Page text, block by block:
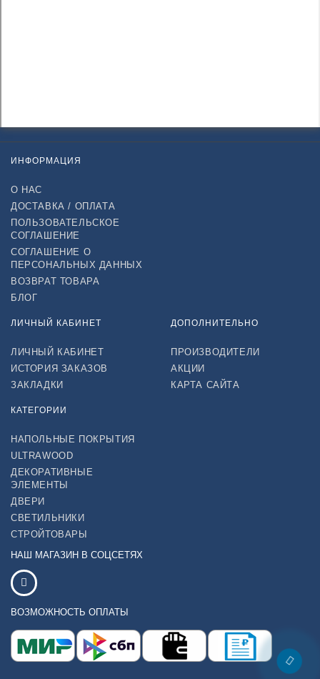
ИНФОРМАЦИЯ
О НАС
ДОСТАВКА / ОПЛАТА
ПОЛЬЗОВАТЕЛЬСКОЕ
СОГЛАШЕНИЕ
СОГЛАШЕНИЕ О
ПЕРСОНАЛЬНЫХ ДАННЫХ
ВОЗВРАТ ТОВАРА
БЛОГ
ЛИЧНЫЙ КАБИНЕТ
ЛИЧНЫЙ КАБИНЕТ
ИСТОРИЯ ЗАКАЗОВ
ЗАКЛАДКИ
ДОПОЛНИТЕЛЬНО
ПРОИЗВОДИТЕЛИ
АКЦИИ
КАРТА САЙТА
КАТЕГОРИИ
НАПОЛЬНЫЕ ПОКРЫТИЯ
ULTRAWOOD
ДЕКОРАТИВНЫЕ
ЭЛЕМЕНТЫ
ДВЕРИ
СВЕТИЛЬНИКИ
СТРОЙТОВАРЫ
НАШ МАГАЗИН В СОЦСЕТЯХ
ВОЗМОЖНОСТЬ ОПЛАТЫ